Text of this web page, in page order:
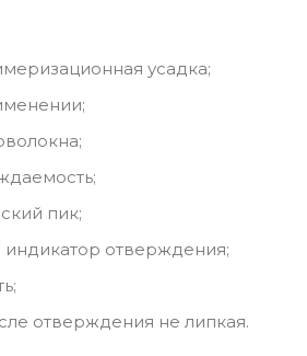
усадка;
пик;
индикатор отверждения;
отверждения не липкая.